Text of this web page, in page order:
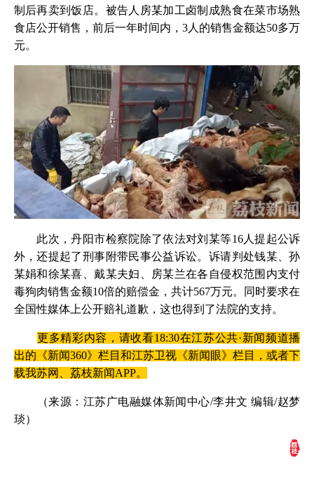
制后再卖到饭店。被告人房某加工卤制成熟食在菜市场熟
食店公开销售，前后一年时间内，3人的销售金额达50多万
元。
此次，丹阳市检察院除了依法对刘某等16人提起公诉
外，还提起了刑事附带民事公益诉讼。诉请判处钱某、孙
某娟和徐某喜、戴某夫妇、房某兰在各自侵权范围内支付
毒狗肉销售金额10倍的赔偿金，共计567万元。同时要求在
全国性媒体上公开赔礼道歉，这也得到了法院的支持。
更多精彩内容，请收看18:30在江苏公共·新闻频道播
出的《新闻360》栏目和江苏卫视《新闻眼》栏目，或者下
载我苏网、荔枝新闻APP。
（来源：江苏广电融媒体新闻中心/李井文 编辑/赵梦
琰）